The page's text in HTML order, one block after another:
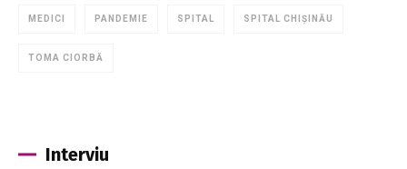
MEDICI PANDEMIE SPITAL SPITAL CHIȘINĂU
TOMA CIORBĂ
Interviu